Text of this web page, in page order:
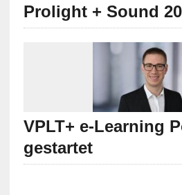
Prolight + Sound
VPLT+ e-Learning
gestartet